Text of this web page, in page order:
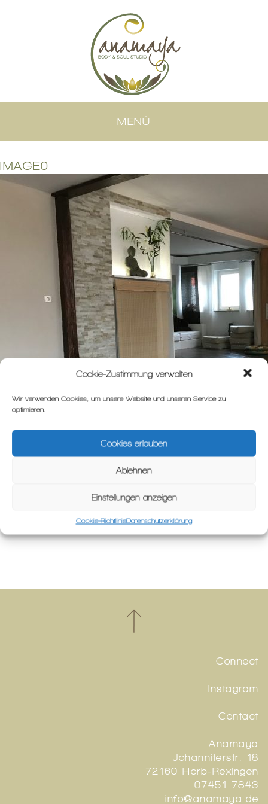
Cookie-Zustimmung verwalten
Wir verwenden Cookies, um unsere Website und unseren Service zu
optimieren.
Cookies erlauben
Ablehnen
Einstellungen anzeigen
Cookie-RichtlinieDatenschutzerklärung
MENÜ
IMAGE0
Connect
Instagram
Contact
Anamaya
Johanniterstr. 18
72160 Horb-Rexingen
07451 7843
info@anamaya.de